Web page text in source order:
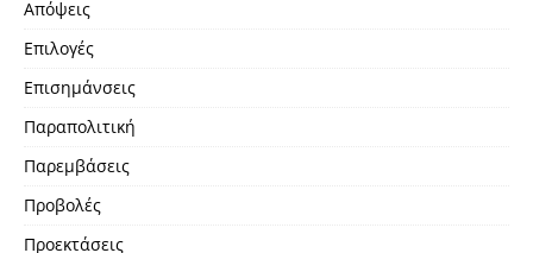
Απόψεις
Επιλογές
Επισημάνσεις
Παραπολιτική
Παρεμβάσεις
Προβολές
Προεκτάσεις